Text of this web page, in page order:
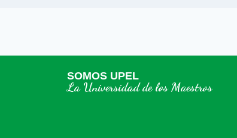
SOMOS UPEL
La Universidad de los Maestros